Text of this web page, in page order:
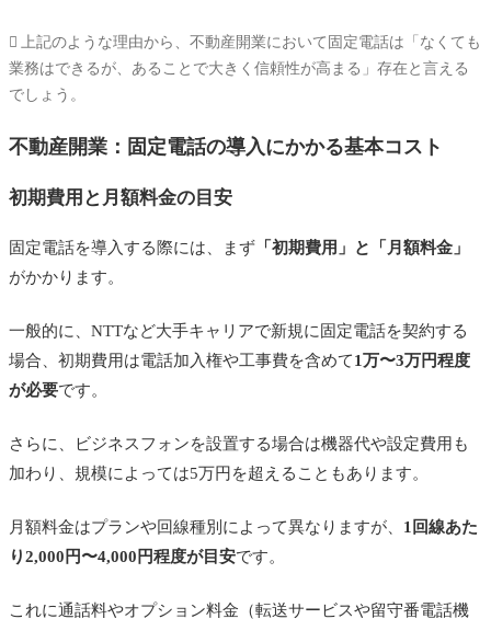
上記のような理由から、不動産開業において固定電話は「なくても
業務はできるが、あることで大きく信頼性が高まる」存在と言える
でしょう。
不動産開業：固定電話の導入にかかる基本コスト
初期費用と月額料金の目安
固定電話を導入する際には、まず 「初期費用」と「月額料金」
がかかります。
一般的に、NTTなど大手キャリアで新規に固定電話を契約する
場合、初期費用は電話加入権や工事費を含めて1万〜3万円程度
が必要です。
さらに、ビジネスフォンを設置する場合は機器代や設定費用も
加わり、規模によっては5万円を超えることもあります。
月額料金はプランや回線種別によって異なりますが、 1回線あた
り2,000円〜4,000円程度が目安です。
これに通話料やオプション料金（転送サービスや留守番電話機